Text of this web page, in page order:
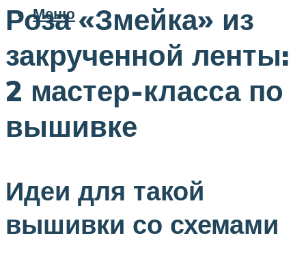
Меню
Роза «Змейка» из
закрученной ленты:
2 мастер-класса по
вышивке
Идеи для такой
вышивки со схемами